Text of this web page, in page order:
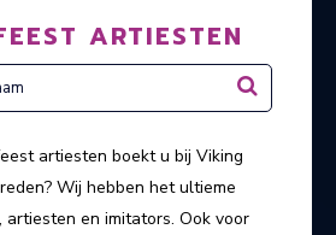
ARTIESTEN
artiesten boekt u bij Viking
Wij hebben het ultieme
artiesten en imitators. Ook voor